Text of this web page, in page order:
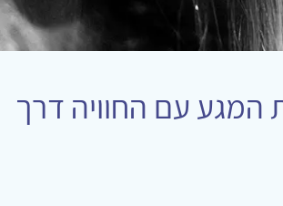
עם החוויה דרך